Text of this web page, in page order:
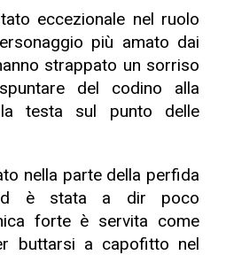
eccezionale nel ruolo
più amato dai
strappato un sorriso
del codino alla
testa sul punto delle
nella parte della perfida
è stata a dir poco
forte è servita come
buttarsi a capofitto nel